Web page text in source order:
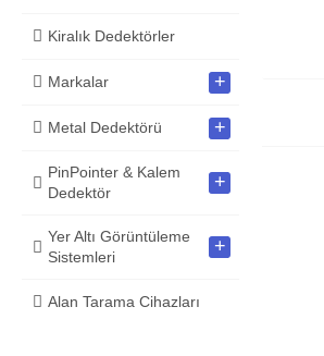
Kiralık Dedektörler
Markalar +
Metal Dedektörü +
PinPointer & Kalem
Dedektör
+
Yer Altı Görüntüleme
Sistemleri
+
Alan Tarama Cihazları